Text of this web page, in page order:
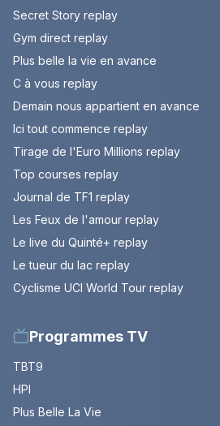
Secret Story replay
Gym direct replay
Plus belle la vie en avance
C à vous replay
Demain nous appartient en avance
Ici tout commence replay
Tirage de l'Euro Millions replay
Top courses replay
Journal de TF1 replay
Les Feux de l'amour replay
Le live du Quinté+ replay
Le tueur du lac replay
Cyclisme UCI World Tour replay
Programmes TV
TBT9
HPI
Plus Belle La Vie